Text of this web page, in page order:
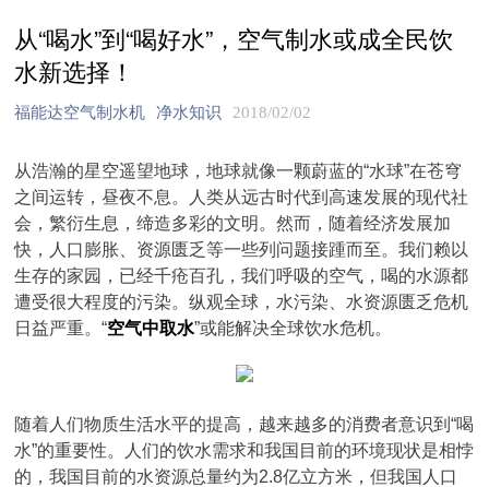
从“喝水”到“喝好水”，空气制水或成全民饮
水新选择！
福能达空气制水机 净水知识 2018/02/02
从浩瀚的星空遥望地球，地球就像一颗蔚蓝的“水球”在苍穹
之间运转，昼夜不息。人类从远古时代到高速发展的现代社
会，繁衍生息，缔造多彩的文明。然而，随着经济发展加
快，人口膨胀、资源匮乏等一些列问题接踵而至。我们赖以
生存的家园，已经千疮百孔，我们呼吸的空气，喝的水源都
遭受很大程度的污染。纵观全球，水污染、水资源匮乏危机
日益严重。“空气中取水”或能解决全球饮水危机。
随着人们物质生活水平的提高，越来越多的消费者意识到“喝
水”的重要性。人们的饮水需求和我国目前的环境现状是相悖
的，我国目前的水资源总量约为2.8亿立方米，但我国人口